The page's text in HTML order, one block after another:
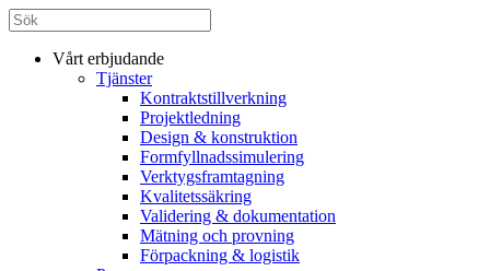
Vårt erbjudande
Tjänster
Kontraktstillverkning
Projektledning
Design & konstruktion
Formfyllnadssimulering
Verktygsframtagning
Kvalitetssäkring
Validering & dokumentation
Mätning och provning
Förpackning & logistik